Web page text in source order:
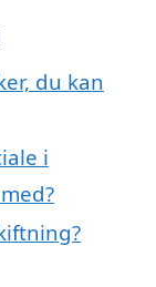
du kan
i